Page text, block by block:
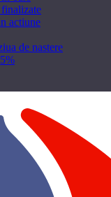
actiune
de nastere